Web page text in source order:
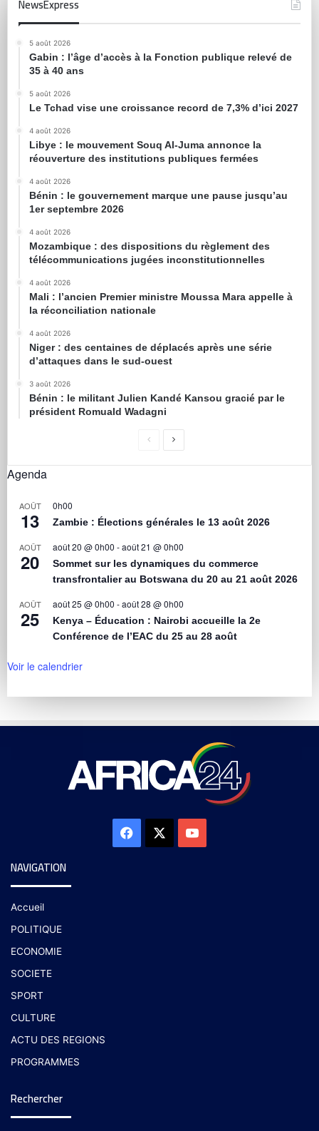
NewsExpress
5 août 2026
Gabin : l’âge d’accès à la Fonction publique relevé de
35 à 40 ans
5 août 2026
Le Tchad vise une croissance record de 7,3% d’ici 2027
4 août 2026
Libye : le mouvement Souq Al-Juma annonce la
réouverture des institutions publiques fermées
4 août 2026
Bénin : le gouvernement marque une pause jusqu’au
1er septembre 2026
4 août 2026
Mozambique : des dispositions du règlement des
télécommunications jugées inconstitutionnelles
4 août 2026
Mali : l’ancien Premier ministre Moussa Mara appelle à
la réconciliation nationale
4 août 2026
Niger : des centaines de déplacés après une série
d’attaques dans le sud-ouest
3 août 2026
Bénin : le militant Julien Kandé Kansou gracié par le
président Romuald Wadagni
Agenda
AOÛT
13
0h00
Zambie : Élections générales le 13 août 2026
AOÛT
20
août 20 @ 0h00 -août 21 @ 0h00
Sommet sur les dynamiques du commerce
transfrontalier au Botswana du 20 au 21 août 2026
AOÛT
25
août 25 @ 0h00 -août 28 @ 0h00
Kenya – Éducation : Nairobi accueille la 2e
Conférence de l’EAC du 25 au 28 août
Voir le calendrier
NAVIGATION
Accueil
POLITIQUE
ECONOMIE
SOCIETE
SPORT
CULTURE
ACTU DES REGIONS
PROGRAMMES
Rechercher